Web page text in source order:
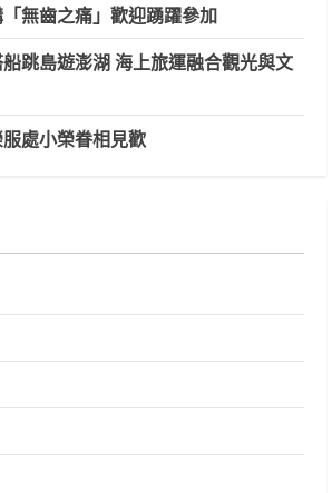
無齒之痛」歡迎踴躍參加
跳島遊澎湖 海上旅運融合觀光與文
處小榮眷相見歡